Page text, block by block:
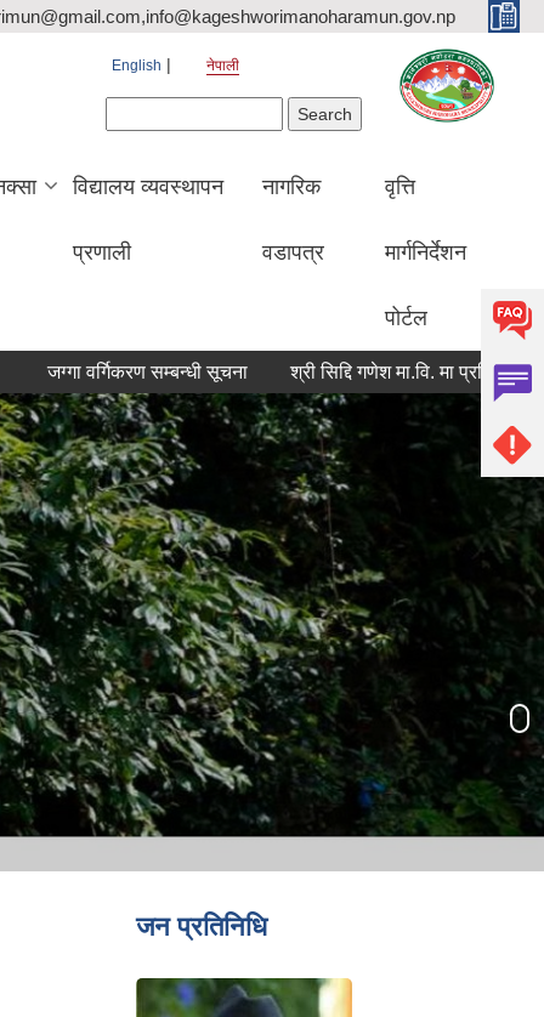
English नेपाली
विद्यालय व्यवस्थापन
प्रणाली
नागरिक
वडापत्र
वृत्ति
मार्गनिर्देशन
पोर्टल
वर्गिकरण सम्बन्धी सूचना श्री सिद्दि गणेश मा.वि. मा प्रशिक्षक(बाली
जन प्रतिनिधि